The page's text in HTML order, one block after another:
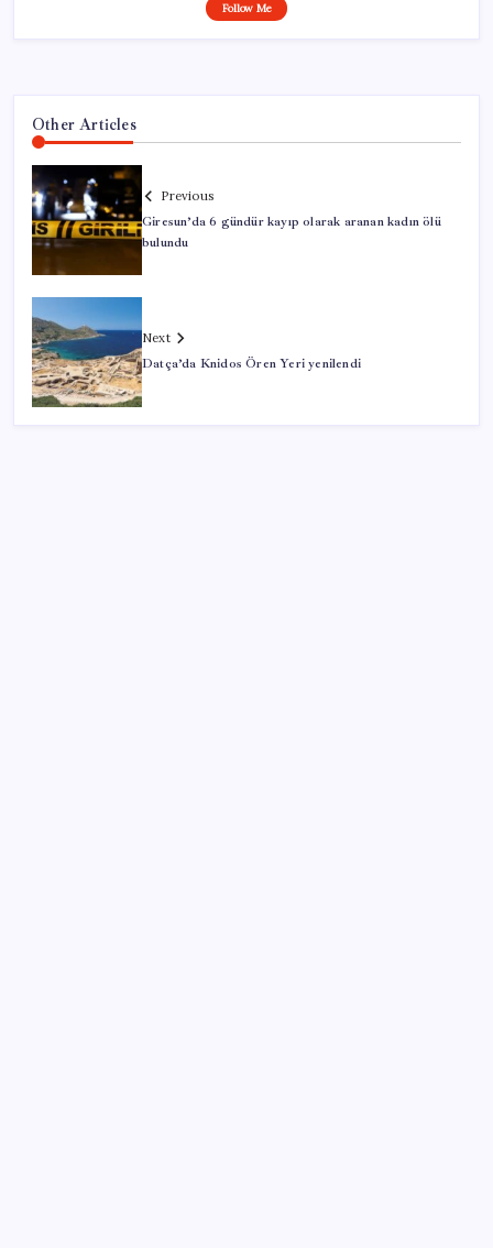
Follow Me
Other Articles
Previous
Giresun’da 6 gündür kayıp olarak aranan kadın ölü
bulundu
Next
Datça’da Knidos Ören Yeri yenilendi